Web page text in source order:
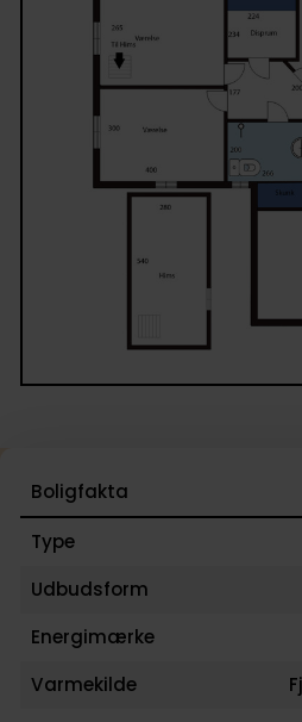
Boligfakta
Type
Udbudsform
Energimærke
Varmekilde